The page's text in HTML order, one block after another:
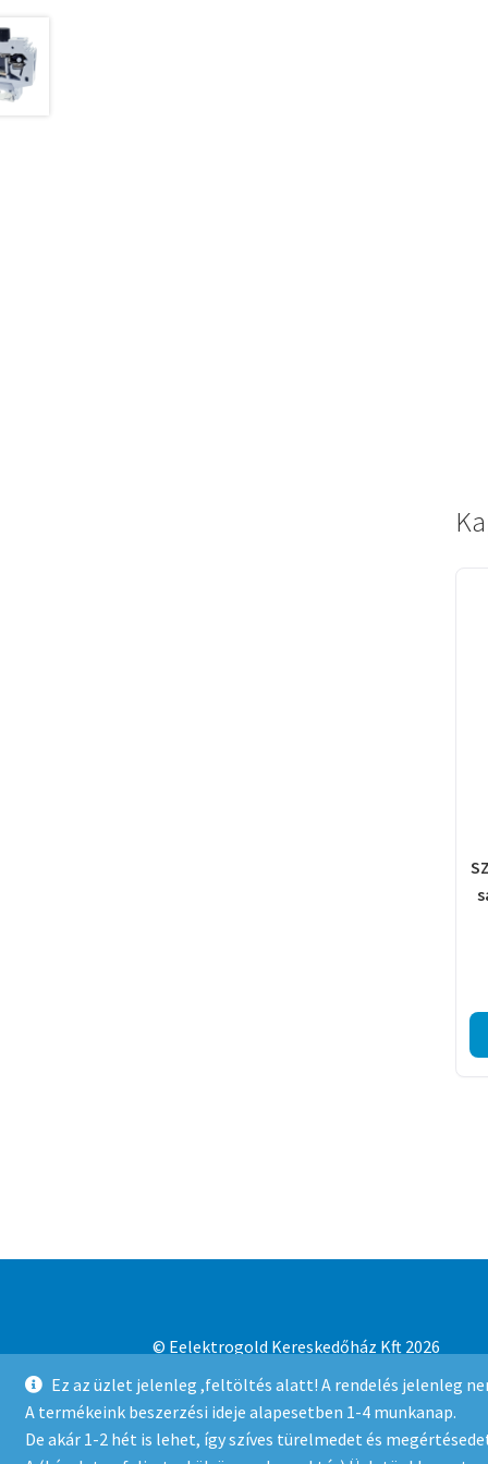
Ez az üzlet jelenleg ,feltöltés alatt! A rendelés jelenleg
A termékeink beszerzési ideje alapesetben 1-4 munkanap.
De akár 1-2 hét is lehet, így szíves türelmedet és
© Eelektrogold Kereskedőház Kft 2026
Adatvédelmi irányelvek
Built with